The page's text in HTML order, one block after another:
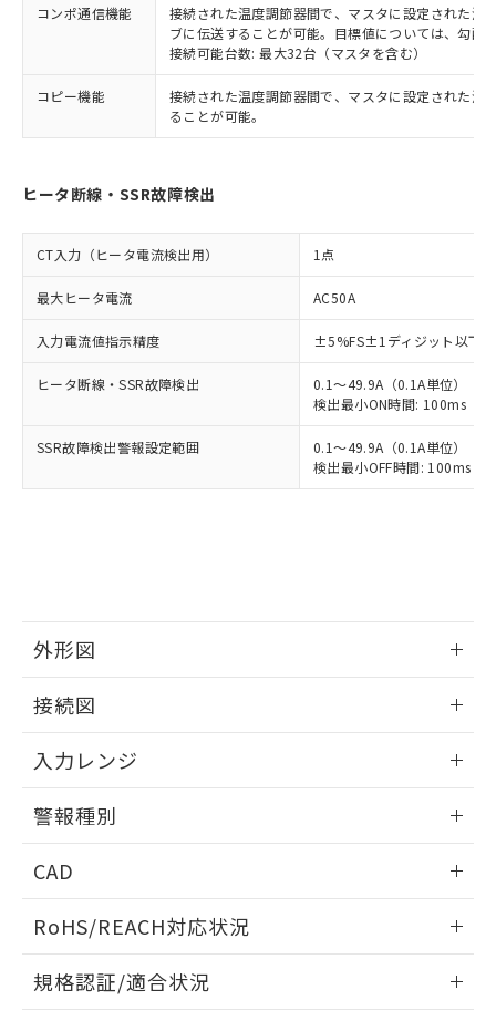
コンポ通信機能
接続された温度調節器間で、マスタに設定された温
ブに伝送することが可能。目標値については、勾配
接続可能台数: 最大32台（マスタを含む）
コピー機能
接続された温度調節器間で、マスタに設定された温
ることが可能。
ヒータ断線・SSR故障検出
CT入力（ヒータ電流検出用） 1点
最大ヒータ電流 AC50A
入力電流値指示精度 ±5%FS±1ディジット以下
ヒータ断線・SSR故障検出
0.1～49.9A（0.1A単位）
検出最小ON時間: 100ms（
SSR故障検出警報設定範囲
0.1～49.9A（0.1A単位）
検出最小OFF時間: 100ms（
外形図
接続図
入力レンジ
警報種別
CAD
ドすることができます。
ログイン/会員登録
RoHS/REACH対応状況
EU RoHS 注意事項・凡例
規格認証/適合状況